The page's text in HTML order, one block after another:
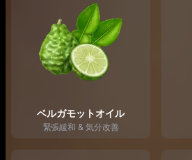
ベルガモットオイル
緊張緩和 & 気分改善